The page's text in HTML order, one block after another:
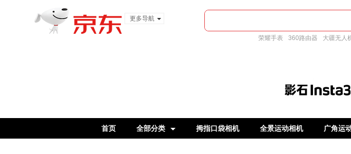
更多导航
荣耀手表 360路由器 大疆无人
首页 全部分类 拇指口袋相机 全景运动相机 广角运